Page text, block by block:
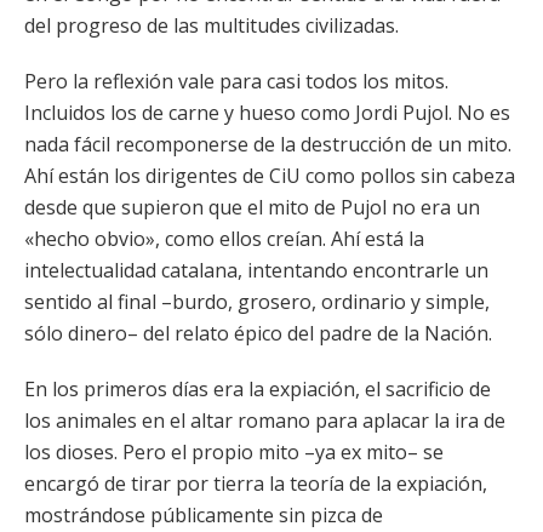
del progreso de las multitudes civilizadas.
Pero la reflexión vale para casi todos los mitos.
Incluidos los de carne y hueso como Jordi Pujol. No es
nada fácil recomponerse de la destrucción de un mito.
Ahí están los dirigentes de CiU como pollos sin cabeza
desde que supieron que el mito de Pujol no era un
«hecho obvio», como ellos creían. Ahí está la
intelectualidad catalana, intentando encontrarle un
sentido al final –burdo, grosero, ordinario y simple,
sólo dinero– del relato épico del padre de la Nación.
En los primeros días era la expiación, el sacrificio de
los animales en el altar romano para aplacar la ira de
los dioses. Pero el propio mito –ya ex mito– se
encargó de tirar por tierra la teoría de la expiación,
mostrándose públicamente sin pizca de